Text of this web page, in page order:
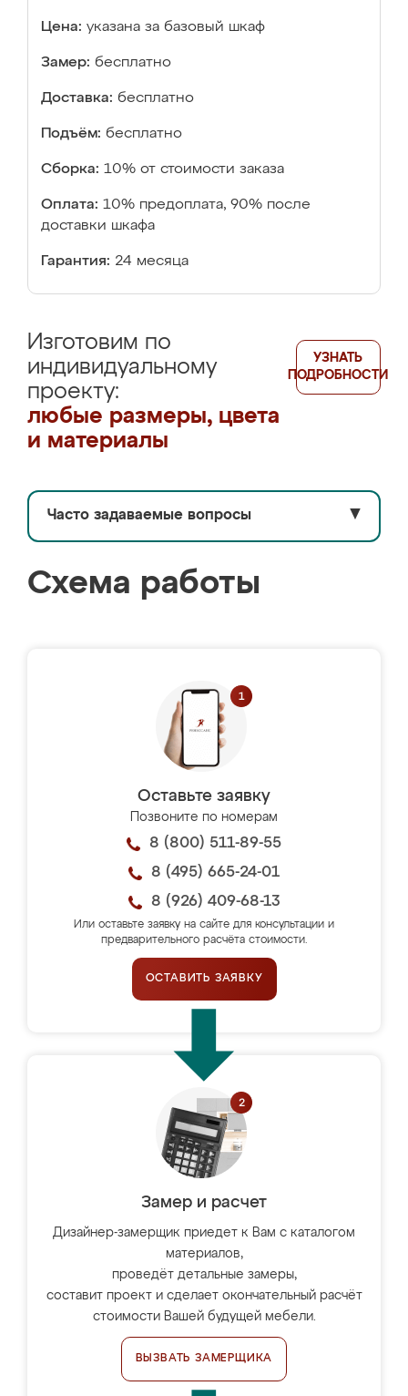
Цена: указана за базовый шкаф
Замер: бесплатно
Доставка: бесплатно
Подъём: бесплатно
Сборка: 10% от стоимости заказа
Оплата: 10% предоплата, 90% после
доставки шкафа
Гарантия: 24 месяца
Изготовим по
индивидуальному
проекту:
любые размеры, цвета
и материалы
УЗНАТЬ
ПОДРОБНОСТИ
Часто задаваемые вопросы ▼
Схема работы
Оставьте заявку
Позвоните по номерам
8 (800) 511-89-55
8 (495) 665-24-01
8 (926) 409-68-13
Или оставьте заявку на сайте для консультации и
предварительного расчёта стоимости.
ОСТАВИТЬ ЗАЯВКУ
Замер и расчет
Дизайнер-замерщик приедет к Вам с каталогом
материалов,
проведёт детальные замеры,
составит проект и сделает окончательный расчёт
стоимости Вашей будущей мебели.
ВЫЗВАТЬ ЗАМЕРЩИКА